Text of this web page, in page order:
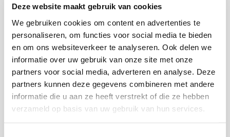
Deze website maakt gebruik van cookies
We gebruiken cookies om content en advertenties te
personaliseren, om functies voor social media te bieden
en om ons websiteverkeer te analyseren. Ook delen we
informatie over uw gebruik van onze site met onze
partners voor social media, adverteren en analyse. Deze
partners kunnen deze gegevens combineren met andere
informatie die u aan ze heeft verstrekt of die ze hebben
verzameld op basis van uw gebruik van hun services.
of 10 persons and is also equipped with modern facilities such
as Internet access and flat screens.
For more information please email us at:
training@fysicon.com